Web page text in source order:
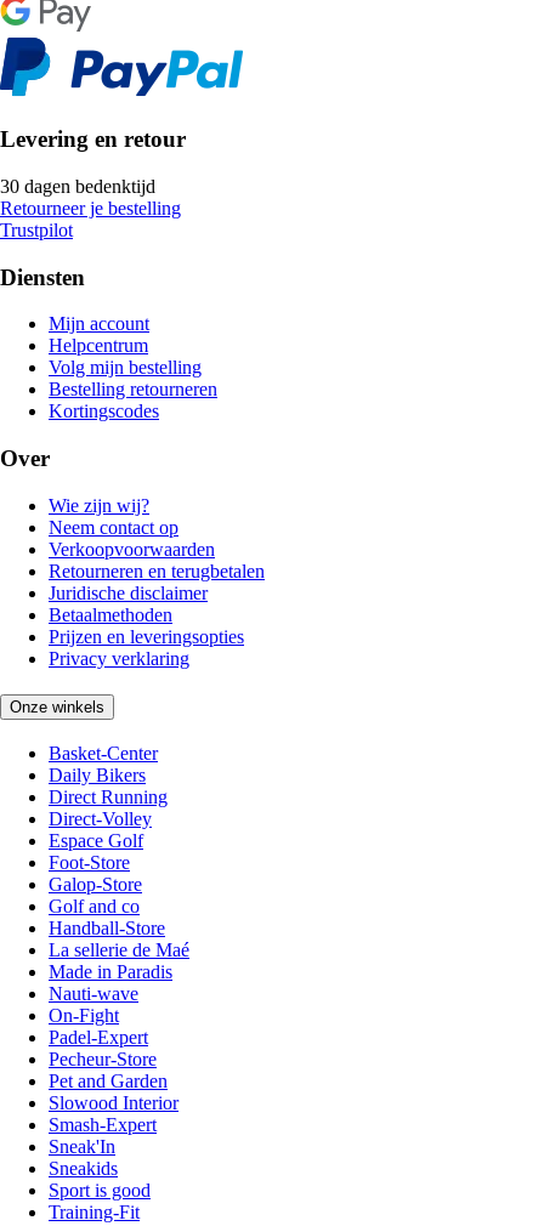
Levering en retour
30 dagen bedenktijd
Retourneer je bestelling
Trustpilot
Diensten
Mijn account
Helpcentrum
Volg mijn bestelling
Bestelling retourneren
Kortingscodes
Over
Wie zijn wij?
Neem contact op
Verkoopvoorwaarden
Retourneren en terugbetalen
Juridische disclaimer
Betaalmethoden
Prijzen en leveringsopties
Privacy verklaring
Onze winkels
Basket-Center
Daily Bikers
Direct Running
Direct-Volley
Espace Golf
Foot-Store
Galop-Store
Golf and co
Handball-Store
La sellerie de Maé
Made in Paradis
Nauti-wave
On-Fight
Padel-Expert
Pecheur-Store
Pet and Garden
Slowood Interior
Smash-Expert
Sneak'In
Sneakids
Sport is good
Training-Fit